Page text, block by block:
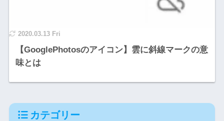
2020.03.13 Fri
【GooglePhotosのアイコン】雲に斜線マークの意
味とは
カテゴリー